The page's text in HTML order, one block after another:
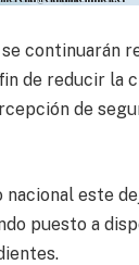
continuarán
de reducir la
de
este
puesto a